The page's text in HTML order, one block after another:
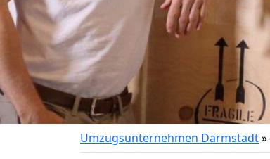
Umzugsunternehmen Darmstadt»